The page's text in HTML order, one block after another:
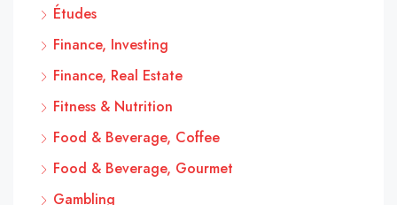
Études
Finance, Investing
Finance, Real Estate
Fitness & Nutrition
Food & Beverage, Coffee
Food & Beverage, Gourmet
Gambling